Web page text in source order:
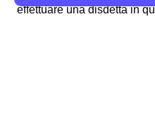
effettuare una disdetta in